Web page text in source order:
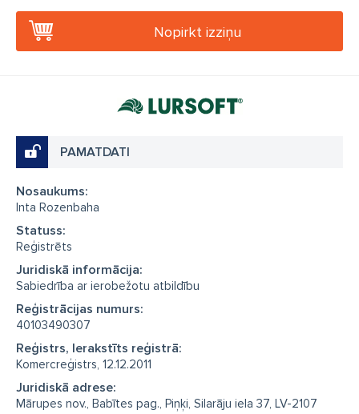
Nopirkt izziņu
PAMATDATI
Nosaukums:
Inta Rozenbaha
Statuss:
Reģistrēts
Juridiskā informācija:
Sabiedrība ar ierobežotu atbildību
Reģistrācijas numurs:
40103490307
Reģistrs, Ierakstīts reģistrā:
Komercreģistrs, 12.12.2011
Juridiskā adrese:
Mārupes nov., Babītes pag., Piņķi, Silarāju iela 37, LV-2107